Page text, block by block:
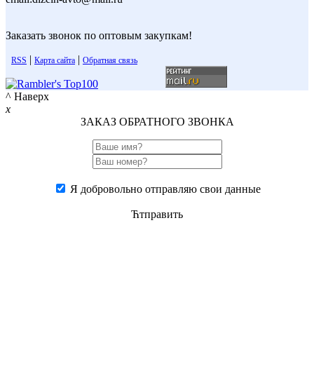
Заказать звонок по оптовым закупкам!
RSS | Карта сайта | Обратная связь
^ Наверх
x
ЗАКАЗ ОБРАТНОГО ЗВОНКА
Я добровольно отправляю свои данные
Ћтправить